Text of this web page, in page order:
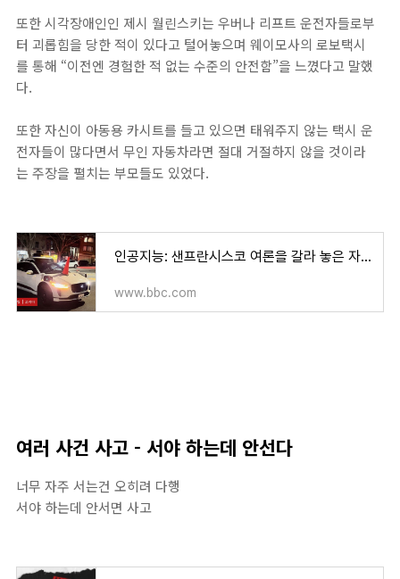
또한 시각장애인인 제시 월린스키는 우버나 리프트 운전자들로부
터 괴롭힘을 당한 적이 있다고 털어놓으며 웨이모사의 로보택시
를 통해 “이전엔 경험한 적 없는 수준의 안전함”을 느꼈다고 말했
다.
또한 자신이 아동용 카시트를 들고 있으면 태워주지 않는 택시 운
전자들이 많다면서 무인 자동차라면 절대 거절하지 않을 것이라
는 주장을 펼치는 부모들도 있었다.
인공지능: 샌프란시스코 여론을 갈라 놓은 자율주행 '로보택시' - BBC News 코리아
www.bbc.com
여러 사건 사고 - 서야 하는데 안선다
너무 자주 서는건 오히려 다행
서야 하는데 안서면 사고